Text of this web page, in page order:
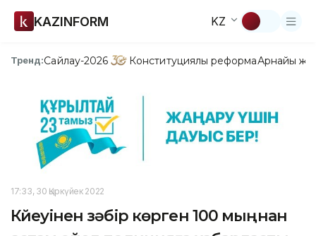
KAZINFORM KZ
Тренд:Сайлау-2026 Конституциялық реформаАрнайы
17:33, 30 Қыркүйек 2022
Күйеуінен зәбір көрген 100 мыңнан